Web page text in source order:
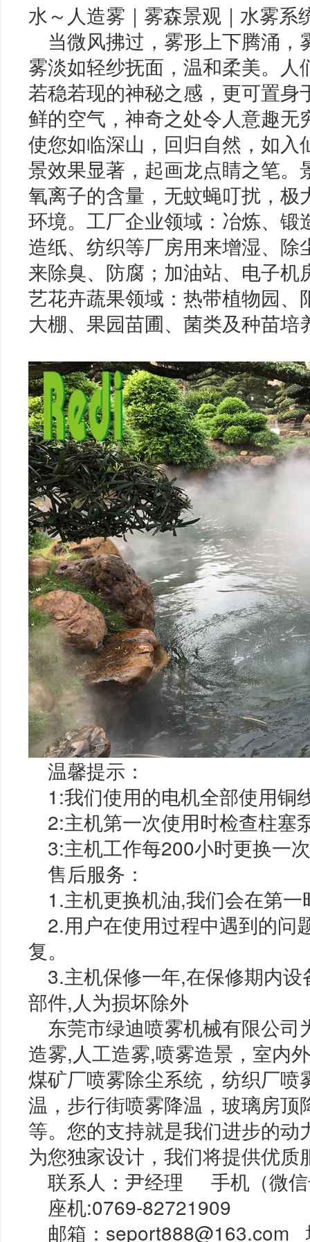
水～人造雾｜雾森景观｜水雾系
当微风拂过，雾形上下腾涌
雾淡如轻纱抚面，温和柔美。
若稳若现的神秘之感，更可置
鲜的空气，神奇之处令人意趣
使您如临深山，回归自然，如
景效果显著，起画龙点睛之笔
氧离子的含量，无蚊蝇叮扰，
环境。工厂企业领域：冶炼、
造纸、纺织等厂房用来增湿、
来除臭、防腐；加油站、电子
艺花卉蔬果领域：热带植物园
大棚、果园苗圃、菌类及种苗培
温馨提示：
1:我们使用的电机全部使用铜
2:主机第一次使用时检查柱塞
3:主机工作每200小时更换一
售后服务：
1.主机更换机油,我们会在第
2.用户在使用过程中遇到的问
复。
3.主机保修一年,在保修期内
部件,人为损坏除外
东莞市绿迪喷雾机械有限公
造雾,人工造雾,喷雾造景，室内
煤矿厂喷雾除尘系统，纺织厂
温，步行街喷雾降温，玻璃房
等。您的支持就是我们进步的
为您独家设计，我们将提供优质
联系人：尹经理 手机（微信
座机:0769-82721909
邮箱：seport888@163.com